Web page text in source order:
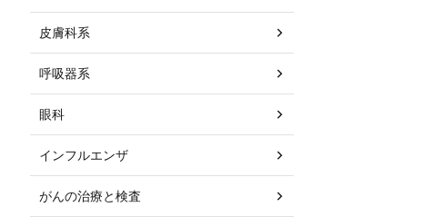
皮膚科系
呼吸器系
眼科
インフルエンザ
がんの治療と検査